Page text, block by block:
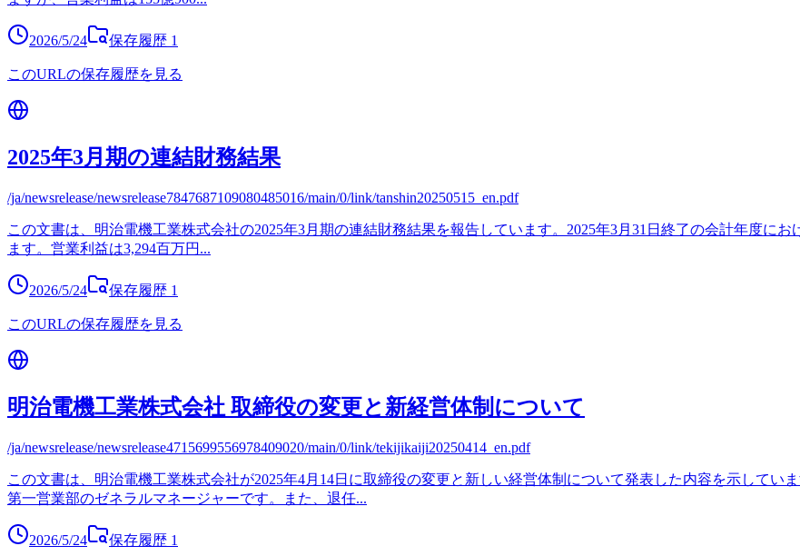
2026/5/24 保存履歴 1
このURLの保存履歴を見る
2025年3月期の連結財務結果
/ja/newsrelease/newsrelease7847687109080485016/main/0/link/tanshin20250515_en.pdf
この文書は、明治電機工業株式会社の2025年3月期の連結財務結果を報告しています。2025年3月31日終了の会計年度に
ます。営業利益は3,294百万円 ...
2026/5/24 保存履歴 1
このURLの保存履歴を見る
明治電機工業株式会社 取締役の変更と新経営体制について
/ja/newsrelease/newsrelease4715699556978409020/main/0/link/tekijikaiji20250414_en.pdf
この文書は、明治電機工業株式会社が2025年4月14日に取締役の変更と新しい経営体制について発表した内容を示してい
第一営業部のゼネラルマネージャーです。また、退任...
2026/5/24 保存履歴 1